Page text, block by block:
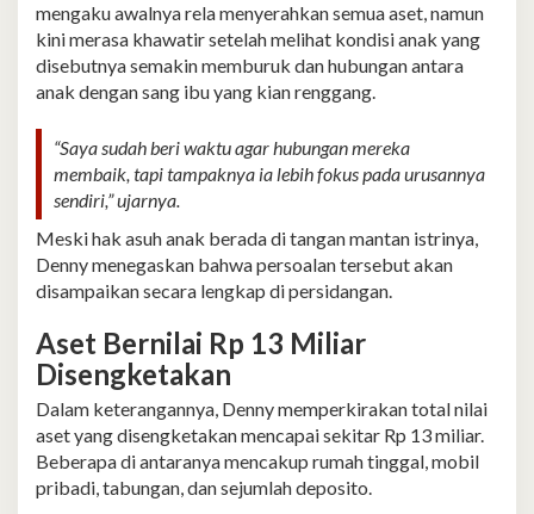
mengaku awalnya rela menyerahkan semua aset, namun
kini merasa khawatir setelah melihat kondisi anak yang
disebutnya semakin memburuk dan hubungan antara
anak dengan sang ibu yang kian renggang.
“Saya sudah beri waktu agar hubungan mereka
membaik, tapi tampaknya ia lebih fokus pada urusannya
sendiri,” ujarnya.
Meski hak asuh anak berada di tangan mantan istrinya,
Denny menegaskan bahwa persoalan tersebut akan
disampaikan secara lengkap di persidangan.
Aset Bernilai Rp 13 Miliar
Disengketakan
Dalam keterangannya, Denny memperkirakan total nilai
aset yang disengketakan mencapai sekitar Rp 13 miliar.
Beberapa di antaranya mencakup rumah tinggal, mobil
pribadi, tabungan, dan sejumlah deposito.